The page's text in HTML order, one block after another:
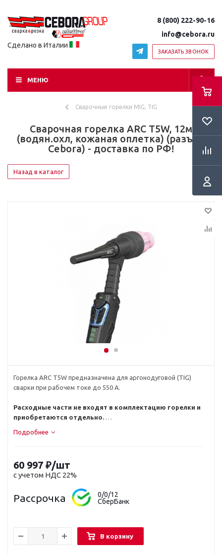
Сделано в Италии
8 (800) 222-90-16
info@cebora.ru
ЗАКАЗАТЬ ЗВОНОК
МЕНЮ
Сварочные горелки MIG, TIG
Сварочная горелка ARC T5W, 12м
(водян.охл, кожаная оплетка) (разъем
Cebora) - доставка по РФ!
Назад в каталог
Горелка ARC T5W предназначена для аргонодуговой (TIG)
сварки при рабочем токе до 550 А.
Расходные части не входят в комплектацию горелки и
приобретаются отдельно.
Подробнее
60 997 ₽/шт
с учетом НДС 22%
Рассрочка
0/0/12
СберБанк
В корзину